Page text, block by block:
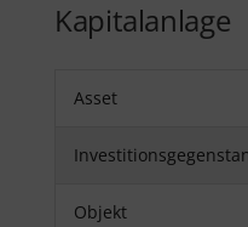
Kapitalanlage
Asset
Objekt